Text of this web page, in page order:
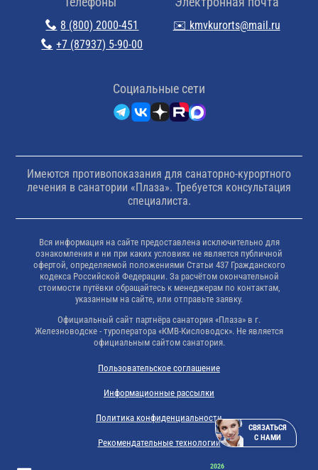
8 (800) 2000-451
+7 (87937) 5-90-00
✉️ kmvkurorts@mail.ru
Cоциальные сети
Имеются противопоказания для санаторно-курортного
лечения в санатории «Плаза». Требуется консультация
специалиста.
Политика конфиденциальности
Рекомендательные технологии
Вся информация на сайте предоставлена исключительно для
ознакомления и ни при каких условиях не является публичной
офертой, определяемой положениями Статьи 437 Гражданского
кодекса Российской Федерации. За расчётом окончательной
стоимости путёвки обращайтесь к менеджерам по контактам,
указанным на сайте, или отправьте заявку.
Официальный сайт партнёра санатория «Плаза» в г.
Железноводске - туроператора «КМВ-Кисловодск». Не является
официальным сайтом санатория.
Пользовательское соглашение
Информационные рассылки
СВЯЗАТЬСЯ
С НАМИ